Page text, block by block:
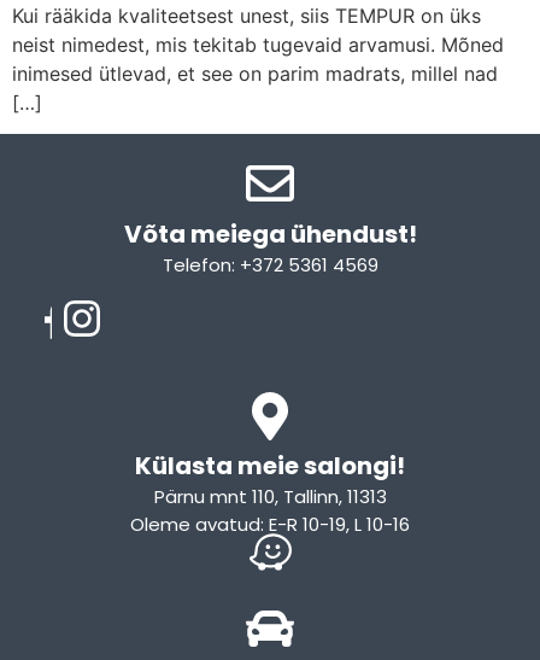
Kui rääkida kvaliteetsest unest, siis TEMPUR on üks
neist nimedest, mis tekitab tugevaid arvamusi. Mõned
inimesed ütlevad, et see on parim madrats, millel nad
[…]
Võta meiega ühendust!​
Telefon: +372 5361 4569
Külasta meie salongi!
Pärnu mnt 110, Tallinn, 11313
Oleme avatud: E-R 10-19, L 10-16